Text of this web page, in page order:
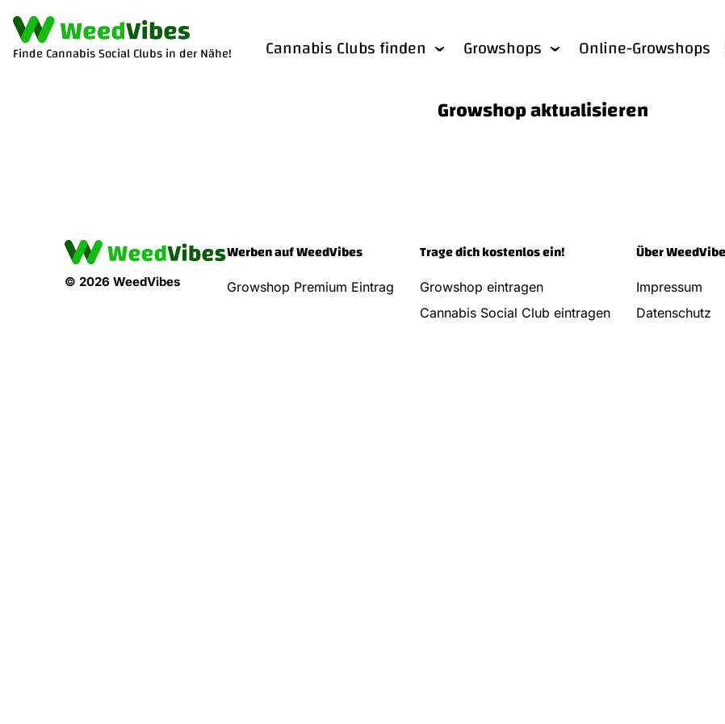
Finde Cannabis Social Clubs in der Nähe! Cannabis Clubs finden Growshops Online-Growshops
Growshop aktualisieren
© 2026 WeedVibes
Werben auf WeedVibes
Growshop Premium Eintrag
Trage dich kostenlos ein!
Growshop eintragen
Cannabis Social Club eintragen
Über
Impressum
Datenschutz